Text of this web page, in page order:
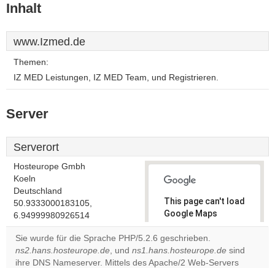
Inhalt
www.Izmed.de
Themen:
IZ MED Leistungen, IZ MED Team, und Registrieren.
Server
Serverort
Hosteurope Gmbh
Koeln
Deutschland
50.9333000183105,
6.94999980926514
This page can't load
Google Maps
correctly.
Do you
own this
OK
Sie wurde für die Sprache PHP/5.2.6 geschrieben.
ns2.hans.hosteurope.de, und ns1.hans.hosteurope.de sind
ihre DNS Nameserver. Mittels des Apache/2 Web-Servers